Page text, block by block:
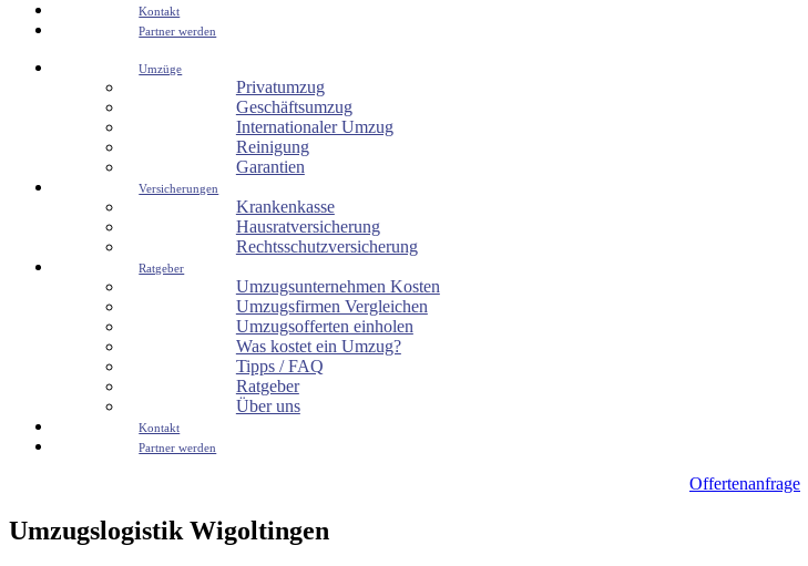
Kontakt
Partner werden
Umzüge
Privatumzug
Geschäftsumzug
Internationaler Umzug
Reinigung
Garantien
Versicherungen
Krankenkasse
Hausratversicherung
Rechtsschutzversicherung
Ratgeber
Umzugsunternehmen Kosten
Umzugsfirmen Vergleichen
Umzugsofferten einholen
Was kostet ein Umzug?
Tipps / FAQ
Ratgeber
Über uns
Kontakt
Partner werden
Offertenanfrage
Umzugslogistik Wigoltingen